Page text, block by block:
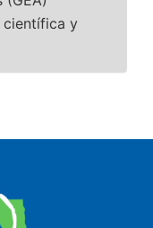
científica y